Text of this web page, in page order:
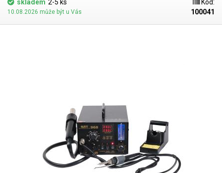
skladem 2-5 ks
10.08.2026 může být u Vás
Kód:
100041